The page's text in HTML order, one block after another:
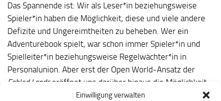
Einwilligung verwalten
Das Spannende ist: Wir als Leser*in beziehungsweise
Spieler*in haben die Möglichkeit, diese und viele andere
Defizite und Ungereimtheiten zu beheben. Wer ein
Adventurebook spielt, war schon immer Spieler*in und
Spielleiter*in beziehungsweise Regelwächter*in in
Personalunion. Aber erst der Open World-Ansatz der
Fabled Landseröffnet uns darüber hinaus die Möglichkeit,
zum »Modder« zu werden, auf spielmechanischer als auch